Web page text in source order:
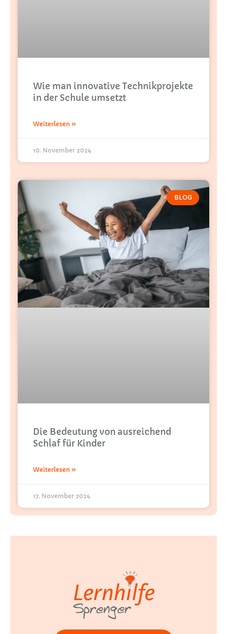
Wie man innovative Technikprojekte
in der Schule umsetzt
Weiterlesen »
10. November 2024
BLOG
Die Bedeutung von ausreichend
Schlaf für Kinder
Weiterlesen »
17. November 2024